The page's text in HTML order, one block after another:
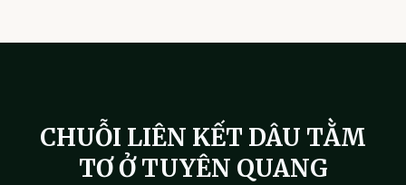
CHUỖI LIÊN KẾT DÂU TẰM
TƠ Ở TUYÊN QUANG